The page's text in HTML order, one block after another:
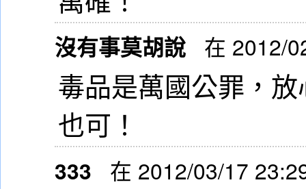
沒有事莫胡說 在 2012/
毒品是萬國公罪，
也可！
333 在 2012/03/17